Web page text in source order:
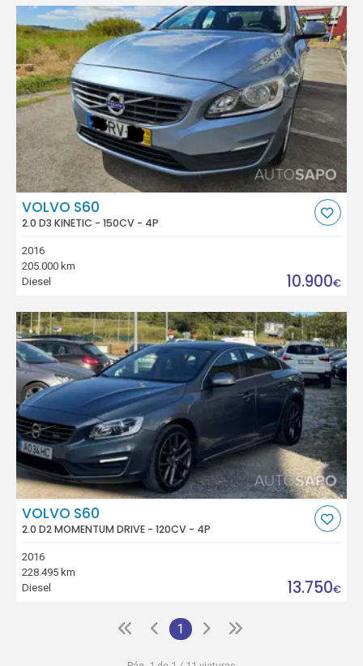
VOLVO S60
2.0 D3 KINETIC - 150CV - 4P
2016
205.000 km
Diesel
10.900€
VOLVO S60
2.0 D2 MOMENTUM DRIVE - 120CV - 4P
2016
228.495 km
Diesel
13.750€
1